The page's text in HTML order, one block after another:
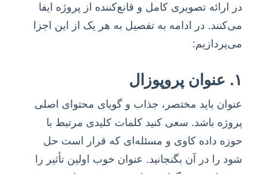
در ارائه تصویری کامل و قانع‌کننده از پروژه ایفا
می‌کنند. در ادامه به تفصیل به هر یک از این اجزا
می‌پردازیم:
۱. عنوان پروپوزال
عنوان باید مختصر، جذاب و گویای محتوای اصلی
پروژه باشد. سعی کنید کلمات کلیدی مرتبط با
حوزه داده کاوی و مسئله‌ای که قرار است حل
شود را در آن بگنجانید. عنوان خوب اولین تأثیر را